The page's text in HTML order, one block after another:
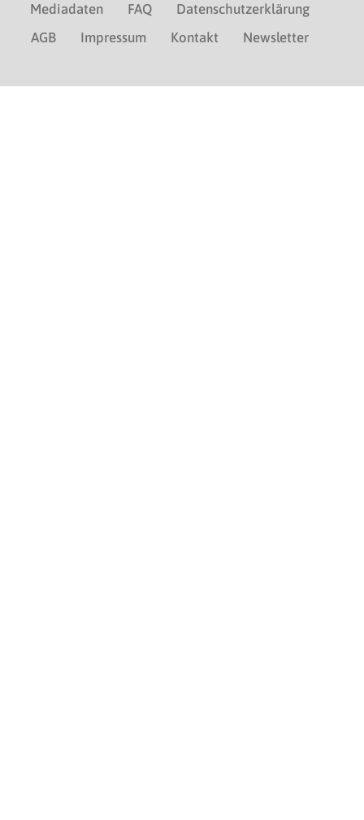
Mediadaten FAQ
Datenschutzerklärung
AGB
Impressum Kontakt Newsletter